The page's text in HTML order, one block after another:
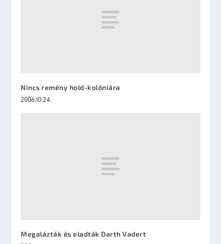
Nincs remény hold-kolóniára
2006.10.24.
Megalázták és eladták Darth Vadert